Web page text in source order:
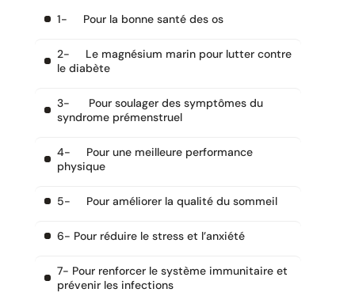
1- Pour la bonne santé des os
2- Le magnésium marin pour lutter contre
le diabète
3- Pour soulager des symptômes du
syndrome prémenstruel
4- Pour une meilleure performance
physique
5- Pour améliorer la qualité du sommeil
6- Pour réduire le stress et l’anxiété
7- Pour renforcer le système immunitaire et
prévenir les infections